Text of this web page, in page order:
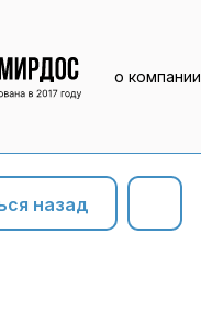
о компании
назад